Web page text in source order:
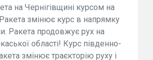
на Чернігівщині курсом на
змінює курс в напрямку
Ракета продовжує рух на
області! Курс південно-
змінює траєкторію руху і